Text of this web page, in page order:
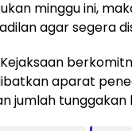
minggu ini,
agar segera
aparat
jumlah tunggakan